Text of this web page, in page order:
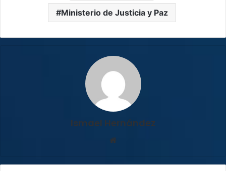
Ministerio de Justicia y Paz
Ismael Hernández